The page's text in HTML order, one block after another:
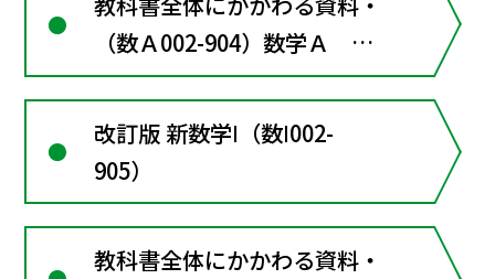
（数Ａ002-904）数学Ａ
Essence
改訂版 新数学Ⅰ（数Ⅰ002-
905）
教科書全体にかかわる資料・